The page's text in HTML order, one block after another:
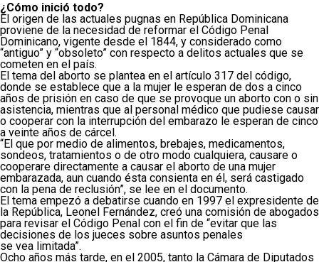
¿Cómo inició todo?
El origen de las actuales pugnas en República Dominicana
proviene de la necesidad de reformar el Código Penal
Dominicano, vigente desde el 1844, y considerado como
“antiguo” y “obsoleto” con respecto a delitos actuales que se
cometen en el país.
El tema del aborto se plantea en el artículo 317 del código,
donde se establece que a la mujer le esperan de dos a cinco
años de prisión en caso de que se provoque un aborto con o sin
asistencia, mientras que al personal médico que pudiese causar
o cooperar con la interrupción del embarazo le esperan de cinco
a veinte años de cárcel.
“El que por medio de alimentos, brebajes, medicamentos,
sondeos, tratamientos o de otro modo cualquiera, causare o
cooperare directamente a causar el aborto de una mujer
embarazada, aun cuando ésta consienta en él, será castigado
con la pena de reclusión”, se lee en el documento.
El tema empezó a debatirse cuando en 1997 el expresidente de
la República, Leonel Fernández, creó una comisión de abogados
para revisar el Código Penal con el fin de “evitar que las
decisiones de los jueces sobre asuntos penales
se vea limitada”.
Ocho años más tarde, en el 2005, tanto la Cámara de Diputados